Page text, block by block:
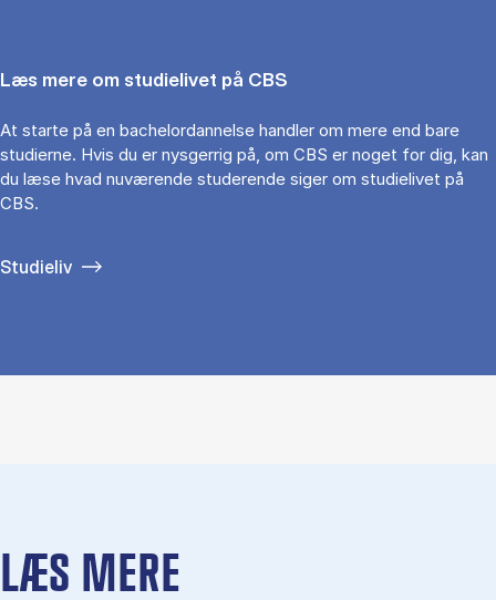
Læs mere om studielivet på CBS
At starte på en bachelordannelse handler om mere end bare
studierne. Hvis du er nysgerrig på, om CBS er noget for dig, kan
du læse hvad nuværende studerende siger om studielivet på
CBS.
Studieliv
LÆS MERE